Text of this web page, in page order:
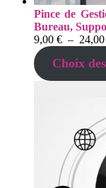
Pince de
Bureau,
9,00 € – 24,00
Choix